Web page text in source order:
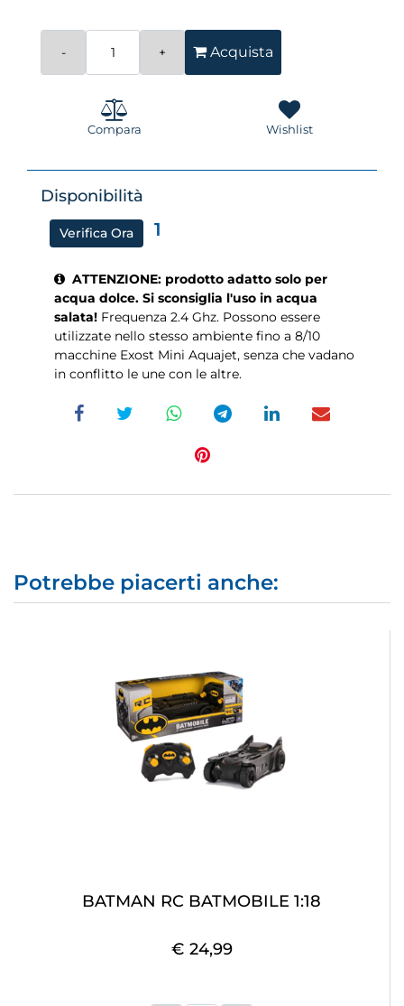
Acquista
Compara Wishlist
Disponibilità
Verifica Ora 1
ATTENZIONE: prodotto adatto solo per
acqua dolce. Si sconsiglia l'uso in acqua
salata! Frequenza 2.4 Ghz. Possono essere
utilizzate nello stesso ambiente fino a 8/10
macchine Exost Mini Aquajet, senza che vadano
in conflitto le une con le altre.
Potrebbe piacerti anche:
BATMAN RC BATMOBILE 1:18
€ 24,99